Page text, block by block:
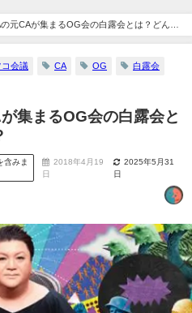
元CAが集まるOG会の白露会とは？どんな
コ会議 CA OG 白露会
集まるOG会の白露会と
含みま
2018年4月19
日
2025年5月31
日